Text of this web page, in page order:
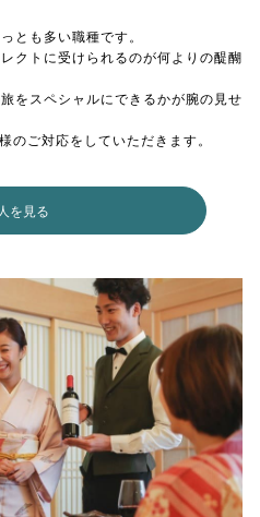
とも多い職種です。
クトに受けられるのが何よりの醍醐
をスペシャルにできるかが腕の見せ
のご対応をしていただきます。
を見る